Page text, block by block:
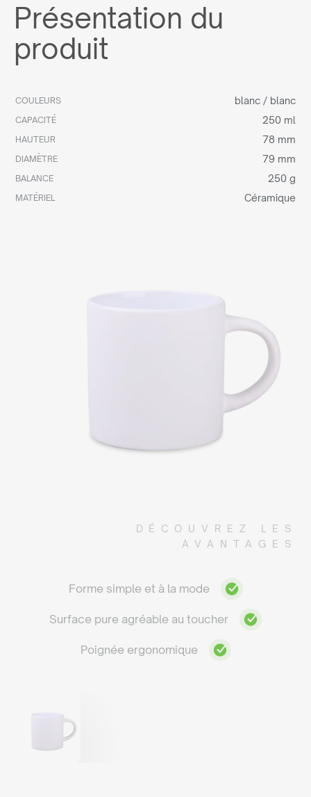
Présentation du
produit
COULEURS blanc / blanc
CAPACITÉ 250 ml
HAUTEUR 78 mm
DIAMÈTRE 79 mm
BALANCE 250 g
MATÉRIEL Céramique
DÉCOUVREZ LES
AVANTAGES
Forme simple et à la mode
Surface pure agréable au toucher
Poignée ergonomique